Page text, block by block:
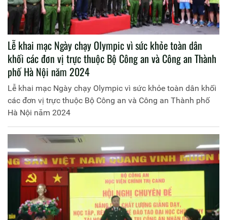
Lễ khai mạc Ngày chạy Olympic vì sức khỏe toàn dân
khối các đơn vị trực thuộc Bộ Công an và Công an Thành
phố Hà Nội năm 2024
Lễ khai mạc Ngày chạy Olympic vì sức khỏe toàn dân khối
các đơn vị trực thuộc Bộ Công an và Công an Thành phố
Hà Nội năm 2024